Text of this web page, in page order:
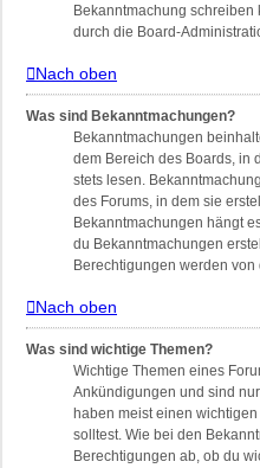
Bekanntmachung
durch die Board-
Nach oben
Was sind Bekanntmachungen?
Bekanntmachungen
dem Bereich des Boards, in
stets lesen.
des Forums, in dem sie
Bekanntmachungen hängt
du Bekanntmachungen
Berechtigungen werden
Nach oben
Was sind wichtige Themen?
Wichtige Themen eines
Ankündigungen und sind
haben meist einen
solltest. Wie bei den
Berechtigungen ab, ob du